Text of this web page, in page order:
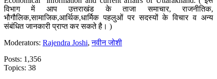
विभाग में आप उत्तराखंड के ताजा समाचार, राजनीतिक,
भौगौलिक,सामाजिक,आर्थिक,धार्मिक पहलुओं पर सदस्यों के विचार व अन्य
संबंधित जानकारी प्राप्त कर सकते है। )
Moderators: Rajendra Joshi,नवीन जोशी
Posts: 1,356
Topics: 38